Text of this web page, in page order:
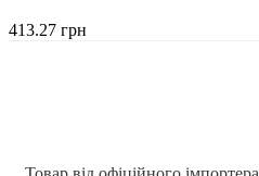
413.27 грн